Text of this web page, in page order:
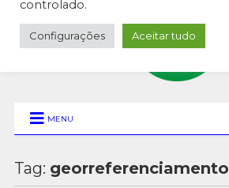
MENU
Tag: georreferenciamento
controlado.
Configurações Aceitar tudo